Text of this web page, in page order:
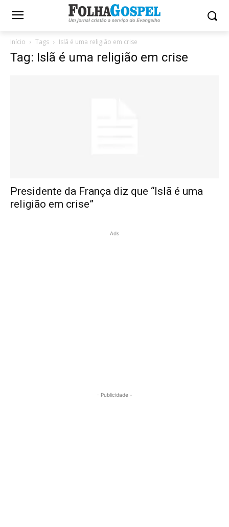
Início Tags Islã é uma religião em crise
Tag: Islã é uma religião em crise
Presidente da França diz que “Islã é uma
religião em crise”
Ads
- Publicidade -